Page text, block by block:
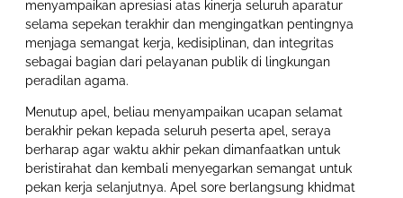
menyampaikan apresiasi atas kinerja seluruh aparatur
selama sepekan terakhir dan mengingatkan pentingnya
menjaga semangat kerja, kedisiplinan, dan integritas
sebagai bagian dari pelayanan publik di lingkungan
peradilan agama.
Menutup apel, beliau menyampaikan ucapan selamat
berakhir pekan kepada seluruh peserta apel, seraya
berharap agar waktu akhir pekan dimanfaatkan untuk
beristirahat dan kembali menyegarkan semangat untuk
pekan kerja selanjutnya. Apel sore berlangsung khidmat